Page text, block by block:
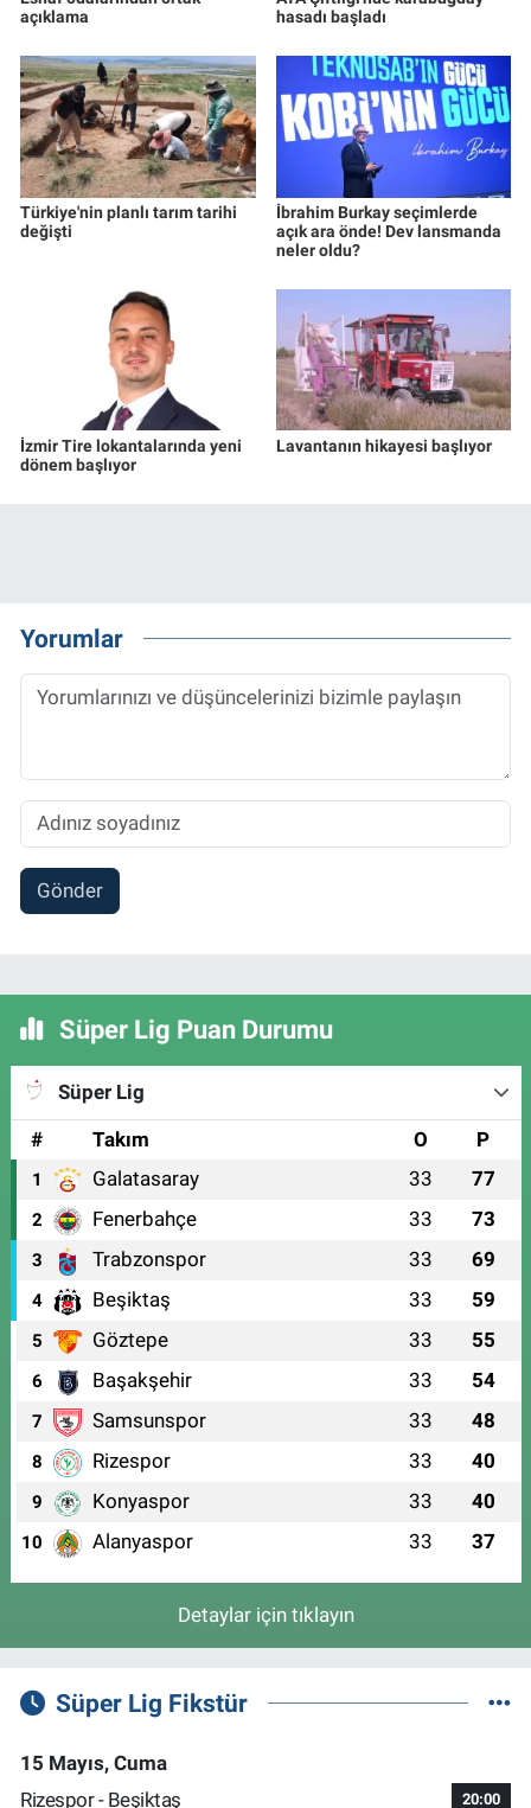
açıklama
hasadı başladı
Türkiye'nin planlı tarım tarihi
değişti
İbrahim Burkay seçimlerde
açık ara önde! Dev lansmanda
neler oldu?
İzmir Tire lokantalarında yeni
dönem başlıyor
Lavantanın hikayesi başlıyor
Yorumlar
Gönder
Süper Lig Puan Durumu
Süper Lig
#
Takım O P
1 Galatasaray 33 77
2 Fenerbahçe 33 73
3 Trabzonspor 33 69
4 Beşiktaş 33 59
5 Göztepe 33 55
6 Başakşehir 33 54
7 Samsunspor 33 48
8 Rizespor 33 40
9 Konyaspor 33 40
10 Alanyaspor 33 37
Detaylar için tıklayın
Süper Lig Fikstür
15 Mayıs, Cuma
Rizespor - Beşiktaş
20:00